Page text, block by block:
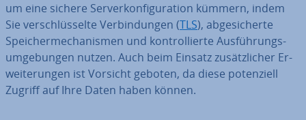
um eine sichere Ser­ver­kon­fi­gu­ra­ti­on kümmern, indem
Sie ver­schlüs­sel­te Ver­bin­dun­gen (TLS), ab­ge­si­cher­te
Spei­cher­me­cha­nis­men und kon­trol­lier­te Aus­füh­rungs­
um­ge­bun­gen nutzen. Auch beim Einsatz zu­sätz­li­cher Er­
wei­te­run­gen ist Vorsicht geboten, da diese po­ten­zi­ell
Zugriff auf Ihre Daten haben können.